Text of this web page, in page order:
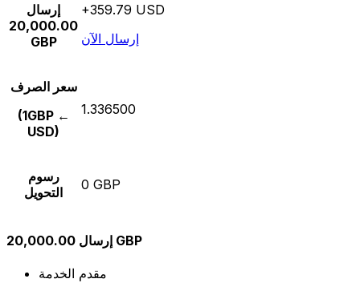
إرسال
20,000.00
GBP
+359.79 USD
إرسال الآن
سعر الصرف
(1GBP ←
USD)
1.336500
رسوم
التحويل
0 GBP
إرسال 20,000.00 GBP
مقدم الخدمة